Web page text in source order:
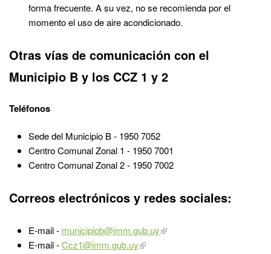
forma frecuente. A su vez, no se recomienda por el
momento el uso de aire acondicionado.
Otras vías de comunicación con el
Municipio B y los CCZ 1 y 2
Teléfonos
Sede del Municipio B - 1950 7052
Centro Comunal Zonal 1 - 1950 7001
Centro Comunal Zonal 2 - 1950 7002
​Correos electrónicos y redes sociales:
E-mail - municipiob@imm.gub.uy
E-mail -Ccz1@imm.gub.uy